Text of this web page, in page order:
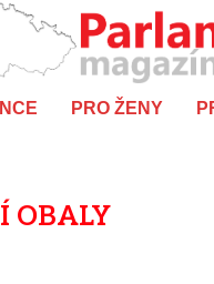
PRO ŽENY
OBALY